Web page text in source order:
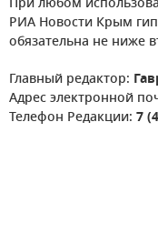
РИА Новости Крым
обязательна не ниже
Главный редактор:
Адрес электронной
Телефон Редакции: 7